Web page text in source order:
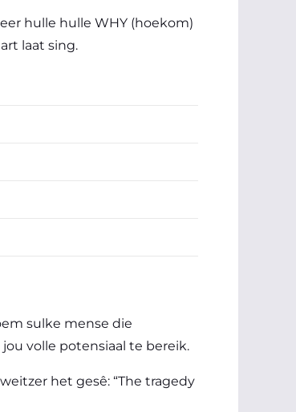
hulle hulle WHY (hoekom)
laat sing.
sulke mense die
volle potensiaal te bereik.
het gesê: “The tragedy